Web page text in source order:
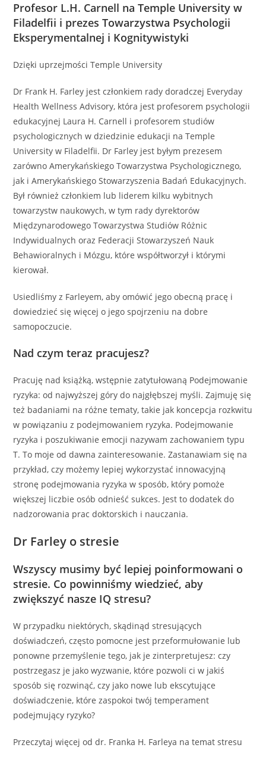
Profesor L.H. Carnell na Temple University w
Filadelfii i prezes Towarzystwa Psychologii
Eksperymentalnej i Kognitywistyki
Dzięki uprzejmości Temple University
Dr Frank H. Farley jest członkiem rady doradczej Everyday
Health Wellness Advisory, która jest profesorem psychologii
edukacyjnej Laura H. Carnell i profesorem studiów
psychologicznych w dziedzinie edukacji na Temple
University w Filadelfii. Dr Farley jest byłym prezesem
zarówno Amerykańskiego Towarzystwa Psychologicznego,
jak i Amerykańskiego Stowarzyszenia Badań Edukacyjnych.
Był również członkiem lub liderem kilku wybitnych
towarzystw naukowych, w tym rady dyrektorów
Międzynarodowego Towarzystwa Studiów Różnic
Indywidualnych oraz Federacji Stowarzyszeń Nauk
Behawioralnych i Mózgu, które współtworzył i którymi
kierował.
Usiedliśmy z Farleyem, aby omówić jego obecną pracę i
dowiedzieć się więcej o jego spojrzeniu na dobre
samopoczucie.
Nad czym teraz pracujesz?
Pracuję nad książką, wstępnie zatytułowaną Podejmowanie
ryzyka: od najwyższej góry do najgłębszej myśli. Zajmuję się
też badaniami na różne tematy, takie jak koncepcja rozkwitu
w powiązaniu z podejmowaniem ryzyka. Podejmowanie
ryzyka i poszukiwanie emocji nazywam zachowaniem typu
T. To moje od dawna zainteresowanie. Zastanawiam się na
przykład, czy możemy lepiej wykorzystać innowacyjną
stronę podejmowania ryzyka w sposób, który pomoże
większej liczbie osób odnieść sukces. Jest to dodatek do
nadzorowania prac doktorskich i nauczania.
Dr Farley o stresie
Wszyscy musimy być lepiej poinformowani o
stresie. Co powinniśmy wiedzieć, aby
zwiększyć nasze IQ stresu?
W przypadku niektórych, skądinąd stresujących
doświadczeń, często pomocne jest przeformułowanie lub
ponowne przemyślenie tego, jak je zinterpretujesz: czy
postrzegasz je jako wyzwanie, które pozwoli ci w jakiś
sposób się rozwinąć, czy jako nowe lub ekscytujące
doświadczenie, które zaspokoi twój temperament
podejmujący ryzyko?
Przeczytaj więcej od dr. Franka H. Farleya na temat stresu